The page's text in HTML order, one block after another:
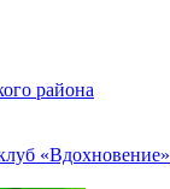
района
«Вдохновение»